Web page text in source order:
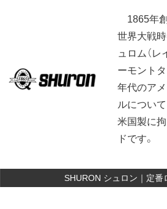
1865年創
世界大戦時
ュロム（
ーモント
年代のア
ルについ
米国製に
ドです。
SHURON シュロン｜定番